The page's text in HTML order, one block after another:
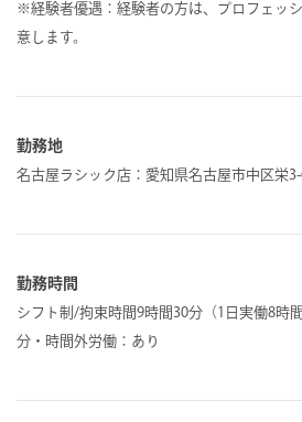
※経験者優遇：経験者の方は、プロフェッ
意します。
勤務地
名古屋ラシック店：愛知県名古屋市中区栄
勤務時間
シフト制/拘束時間9時間30分（1日実働8時
分・時間外労働：あり